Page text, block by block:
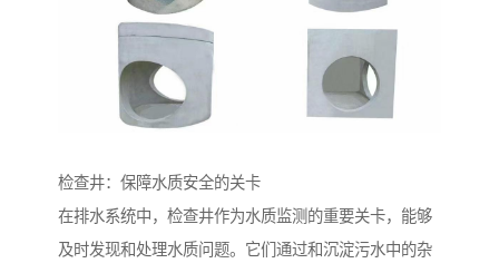
检查井：保障水质安全的关卡
在排水系统中，检查井作为水质监测的重要关卡，能够
及时发现和处理水质问题。它们通过和沉淀污水中的杂